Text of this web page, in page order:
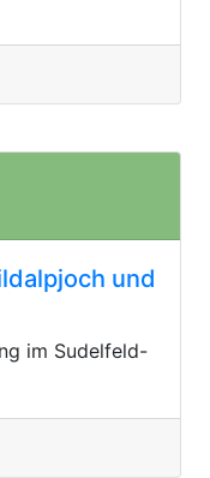
und
im Sudelfeld-